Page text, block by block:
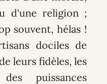
d'une religion ;
souvent, hélas !
dociles de
leurs fidèles, les
puissances